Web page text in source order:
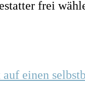
frei
einen